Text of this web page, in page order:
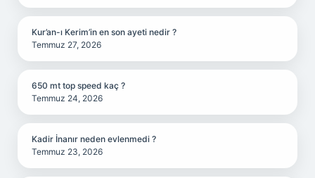
Kur’an-ı Kerim’in en son ayeti nedir ?
Temmuz 27, 2026
650 mt top speed kaç ?
Temmuz 24, 2026
Kadir İnanır neden evlenmedi ?
Temmuz 23, 2026